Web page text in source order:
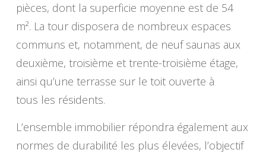
pièces, dont la superficie moyenne est de 54
m². La tour disposera de nombreux espaces
communs et, notamment, de neuf saunas aux
deuxième, troisième et trente-troisième étage,
ainsi qu’une terrasse sur le toit ouverte à
tous les résidents.
L’ensemble immobilier répondra également aux
normes de durabilité les plus élevées, l’objectif